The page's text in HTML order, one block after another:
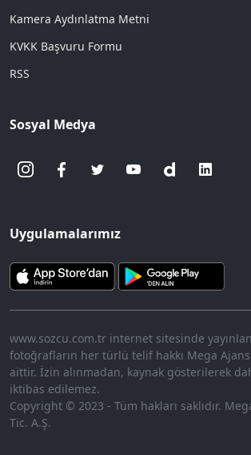
Kamera Aydınlatma Metni
KVKK Başvuru Formu
RSS
Sosyal Medya
Uygulamalarımız
www.sozcu.com.tr internet sitesinde
fotoğrafların her türlü telif hakkı Mega Ajans
aittir. İzin alınmadan, kaynak gösterilerek
iktibas edilemez.
Copyright © 2023 - Tüm hakları saklıdır.
Tic. A.Ş.